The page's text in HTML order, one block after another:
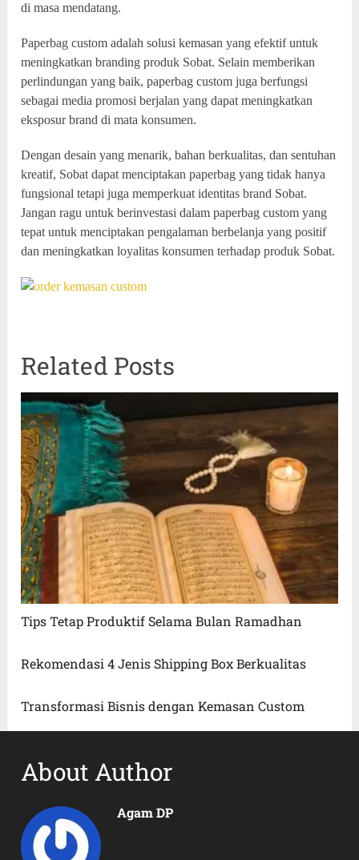
di masa mendatang.
Paperbag custom adalah solusi kemasan yang efektif untuk
meningkatkan branding produk Sobat. Selain memberikan
perlindungan yang baik, paperbag custom juga berfungsi
sebagai media promosi berjalan yang dapat meningkatkan
eksposur brand di mata konsumen.
Dengan desain yang menarik, bahan berkualitas, dan sentuhan
kreatif, Sobat dapat menciptakan paperbag yang tidak hanya
fungsional tetapi juga memperkuat identitas brand Sobat.
Jangan ragu untuk berinvestasi dalam paperbag custom yang
tepat untuk menciptakan pengalaman berbelanja yang positif
dan meningkatkan loyalitas konsumen terhadap produk Sobat.
Related Posts
Tips Tetap Produktif Selama Bulan Ramadhan
Rekomendasi 4 Jenis Shipping Box Berkualitas
Transformasi Bisnis dengan Kemasan Custom
About Author
Agam DP